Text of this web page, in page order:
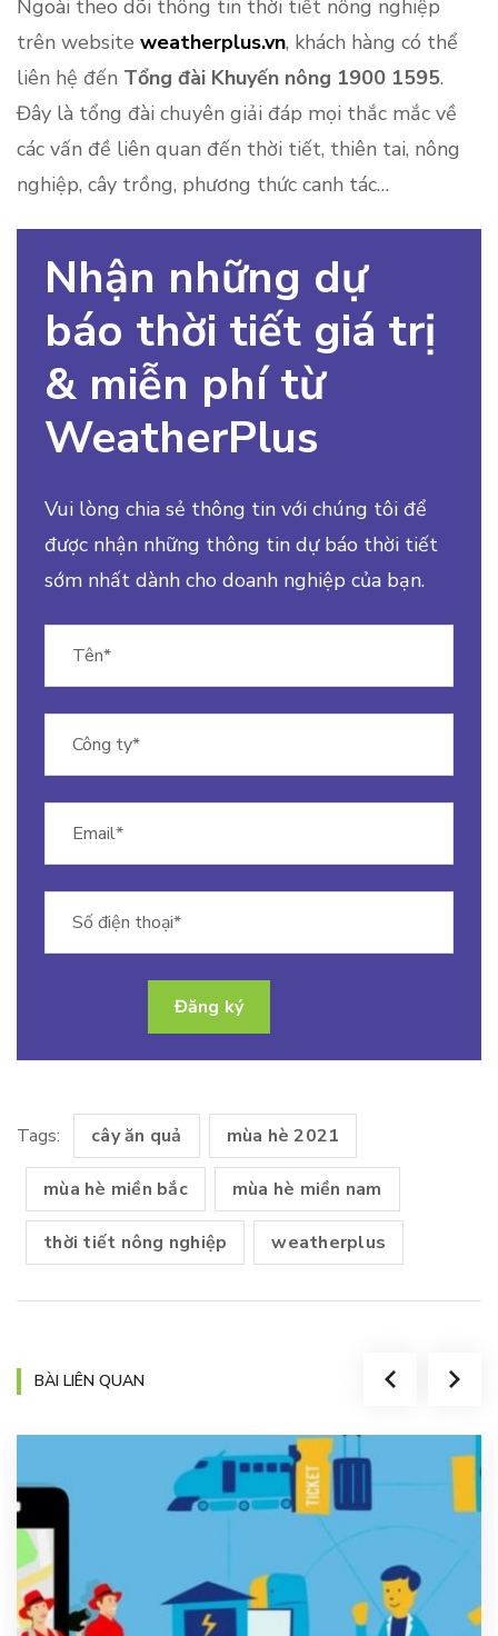
Ngoài theo dõi thông tin thời tiết nông nghiệp
trên website weatherplus.vn, khách hàng có thể
liên hệ đến Tổng đài Khuyến nông 1900 1595.
Đây là tổng đài chuyên giải đáp mọi thắc mắc về
các vấn đề liên quan đến thời tiết, thiên tai, nông
nghiệp, cây trồng, phương thức canh tác…
Nhận những dự
báo thời tiết giá trị
& miễn phí từ
WeatherPlus
Vui lòng chia sẻ thông tin với chúng tôi để
được nhận những thông tin dự báo thời tiết
sớm nhất dành cho doanh nghiệp của bạn.
Tags: cây ăn quả mùa hè 2021
mùa hè miền bắc mùa hè miền nam
thời tiết nông nghiệp weatherplus
BÀI LIÊN QUAN